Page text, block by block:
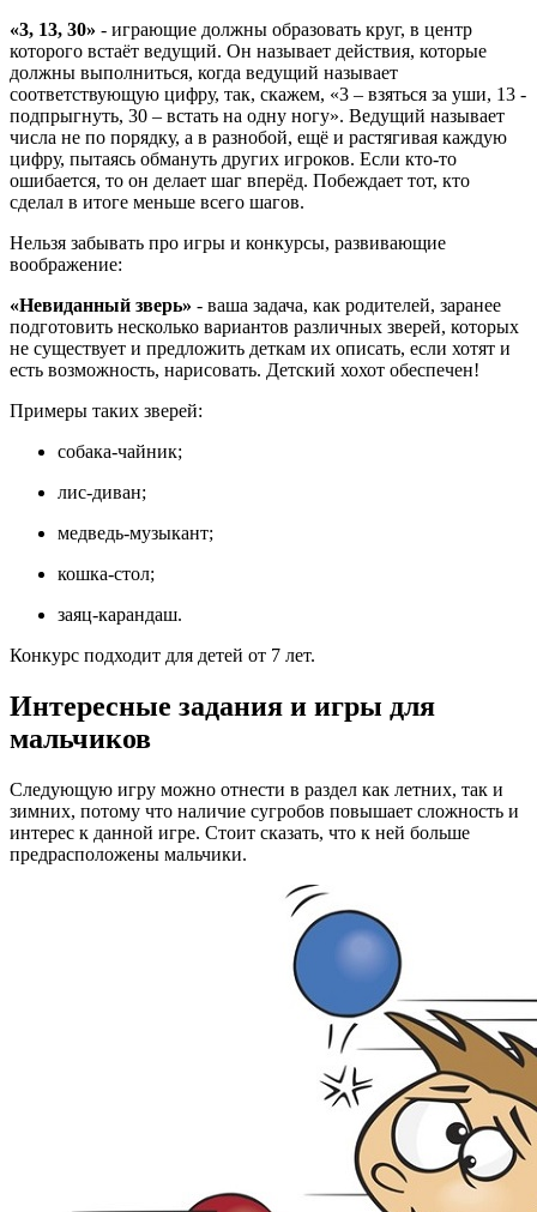
«3, 13, 30» - играющие должны образовать круг, в центр
которого встаёт ведущий. Он называет действия, которые
должны выполниться, когда ведущий называет
соответствующую цифру, так, скажем, «3 – взяться за уши, 13 -
подпрыгнуть, 30 – встать на одну ногу». Ведущий называет
числа не по порядку, а в разнобой, ещё и растягивая каждую
цифру, пытаясь обмануть других игроков. Если кто-то
ошибается, то он делает шаг вперёд. Побеждает тот, кто
сделал в итоге меньше всего шагов.
Нельзя забывать про игры и конкурсы, развивающие
воображение:
«Невиданный зверь» - ваша задача, как родителей, заранее
подготовить несколько вариантов различных зверей, которых
не существует и предложить деткам их описать, если хотят и
есть возможность, нарисовать. Детский хохот обеспечен!
Примеры таких зверей:
собака-чайник;
лис-диван;
медведь-музыкант;
кошка-стол;
заяц-карандаш.
Конкурс подходит для детей от 7 лет.
Интересные задания и игры для
мальчиков
Следующую игру можно отнести в раздел как летних, так и
зимних, потому что наличие сугробов повышает сложность и
интерес к данной игре. Стоит сказать, что к ней больше
предрасположены мальчики.